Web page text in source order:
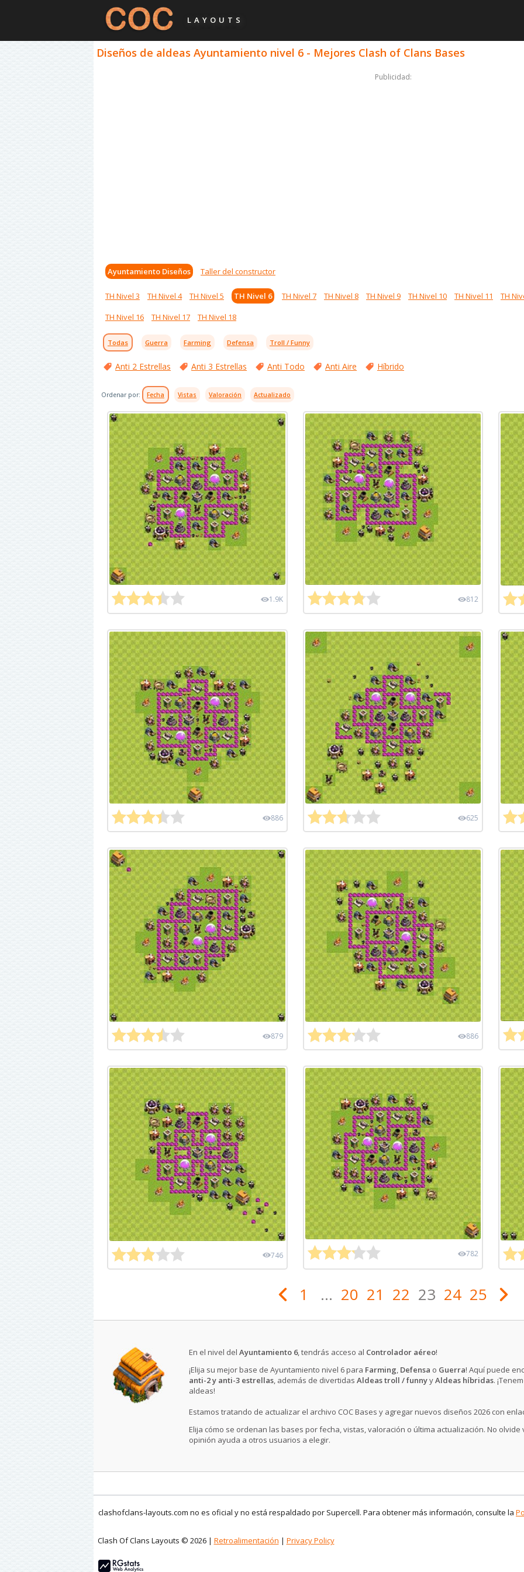
LAYOUTS
Diseños de aldeas Ayuntamiento nivel 6 - Mejores Clash of Clans Bases
Publicidad:
Ayuntamiento Diseños Taller del constructor
TH Nivel 3 TH Nivel 4 TH Nivel 5 TH Nivel 6 TH Nivel 7 TH Nivel 8 TH Nivel 9 TH Nivel 10 TH Nivel 11
TH
TH Nivel 16
TH Nivel 17 TH Nivel 18
Todas Guerra Farming Defensa Troll / Funny
Anti 2 Estrellas Anti 3 Estrellas Anti Todo Anti Aire Híbrido
Ordenar por: Fecha Vistas Valoración Actualizado
1.9K 812
886 625
879 886
746 782
1 ... 20 21 22 23 24 25
En el nivel del Ayuntamiento 6, tendrás acceso al Controlador aéreo!
¡Elija su mejor base de Ayuntamiento nivel 6 para Farming, Defensa o Guerra! Aquí puede
anti-2 y anti-3 estrellas, además de divertidas Aldeas troll / funnyyAldeas híbridas.
aldeas!
Estamos tratando de actualizar el archivo COC Bases y agregar nuevos diseños 2026 con
Elija cómo se ordenan las bases por fecha, vistas, valoración o última actualización. No
opinión ayuda a otros usuarios a elegir.
clashofclans-layouts.com no es oficial y no está respaldado por Supercell. Para obtener más información, consulte la
Clash Of Clans Layouts © 2026 | Retroalimentación | Privacy Policy